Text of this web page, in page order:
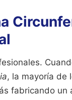
, la mayoría de
fabricando un